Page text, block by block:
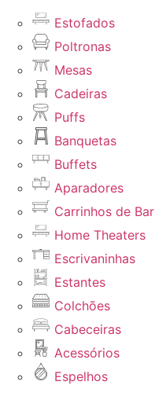
Estofados
Poltronas
Mesas
Cadeiras
Puffs
Banquetas
Buffets
Aparadores
Carrinhos de Bar
Home Theaters
Escrivaninhas
Estantes
Colchões
Cabeceiras
Acessórios
Espelhos